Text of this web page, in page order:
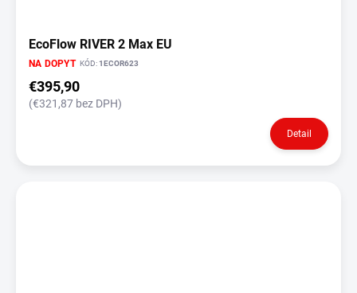
EcoFlow RIVER 2 Max EU
NA DOPYT KÓD:1ECOR623
€395,90
(€321,87 bez DPH)
Detail